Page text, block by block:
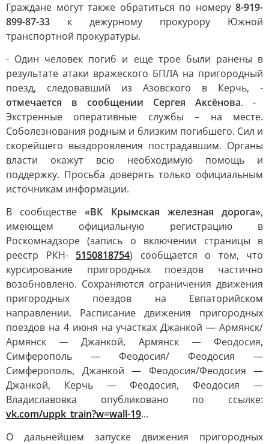
Граждане могут также обратиться по номеру 8-919-
899-87-33 к дежурному прокурору Южной
транспортной прокуратуры.
- Один человек погиб и еще трое были ранены в
результате атаки вражеского БПЛА на пригородный
поезд, следовавший из Азовского в Керчь, -
отмечается в сообщении Сергея Аксёнова. -
Экстренные оперативные службы – на месте.
Соболезнования родным и близким погибшего. Сил и
скорейшего выздоровления пострадавшим. Органы
власти окажут всю необходимую помощь и
поддержку. Просьба доверять только официальным
источникам информации.
В сообществе «ВК Крымская железная дорога»,
имеющем официальную регистрацию в
Роскомнадзоре (запись о включении страницы в
реестр РКН- 5150818754) сообщается о том, что
курсирование пригородных поездов частично
возобновлено. Сохраняются ограничения движения
пригородных поездов на Евпаторийском
направлении. Расписание движения пригородных
поездов на 4 июня на участках Джанкой — Армянск/
Армянск — Джанкой, Армянск — Феодосия,
Симферополь — Феодосия/ Феодосия —
Симферополь, Джанкой — Феодосия/Феодосия —
Джанкой, Керчь — Феодосия, Феодосия —
Владиславовка опубликовано по ссылке:
vk.com/uppk_train?w=wall-19...
О дальнейшем запуске движения пригородных